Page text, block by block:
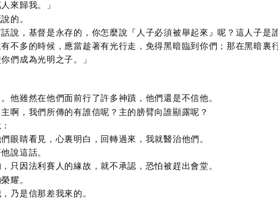
來歸我。」
的。
說，基督是永存的，你怎麼說『人子必須被舉起來』呢？這人子是
不多的時候，應當趁著有光行走，免得黑暗臨到你們；那在黑暗裏
們成為光明之子。」
他雖然在他們面前行了許多神蹟，他們還是不信他。
啊，我們所傳的有誰信呢？主的膀臂向誰顯露呢？
眼睛看見，心裏明白，回轉過來，我就醫治他們。
說這話。
只因法利賽人的緣故，就不承認，恐怕被趕出會堂。
耀。
乃是信那差我來的。